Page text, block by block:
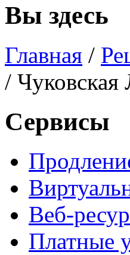
Вы здесь
Главная /
/
Сервисы
Веб-
Платные